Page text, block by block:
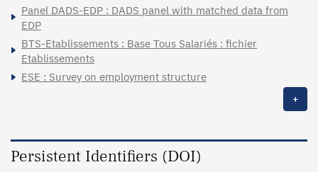
Panel DADS-EDP : DADS panel with matched data from
EDP
BTS-Etablissements : Base Tous Salariés : fichier
Etablissements
ESE : Survey on employment structure
+
Persistent Identifiers (DOI)